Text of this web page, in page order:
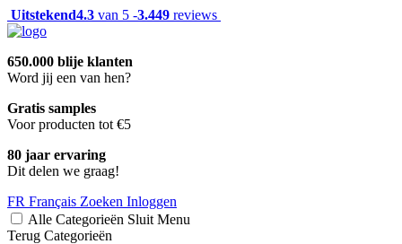
Uitstekend4.3 van 5 -3.449 reviews
650.000 blije klanten
Word jij een van hen?
Gratis samples
Voor producten tot €5
80 jaar ervaring
Dit delen we graag!
FR Français Zoeken Inloggen
Alle Categorieën Sluit Menu
Terug Categorieën